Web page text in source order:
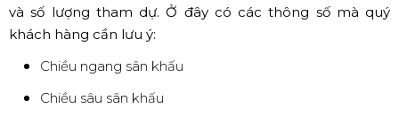
và số lượng tham dự. Ở đây có các thông số mà quý
khách hàng cần lưu ý:
Chiều ngang sân khấu
Chiều sâu sân khấu